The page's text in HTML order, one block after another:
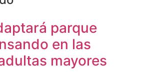
parque
en las
mayores